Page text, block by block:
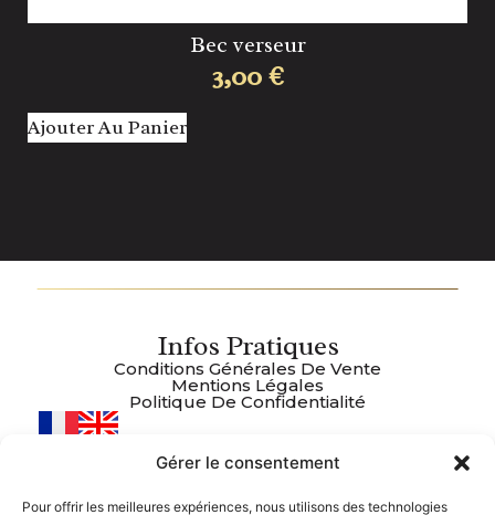
Gérer le consentement
Pour offrir les meilleures expériences, nous utilisons des technologies
Bec verseur
3,00€
Ajouter Au Panier
Infos Pratiques
Conditions Générales De Vente
Mentions Légales
Politique De Confidentialité
Plan Du Site